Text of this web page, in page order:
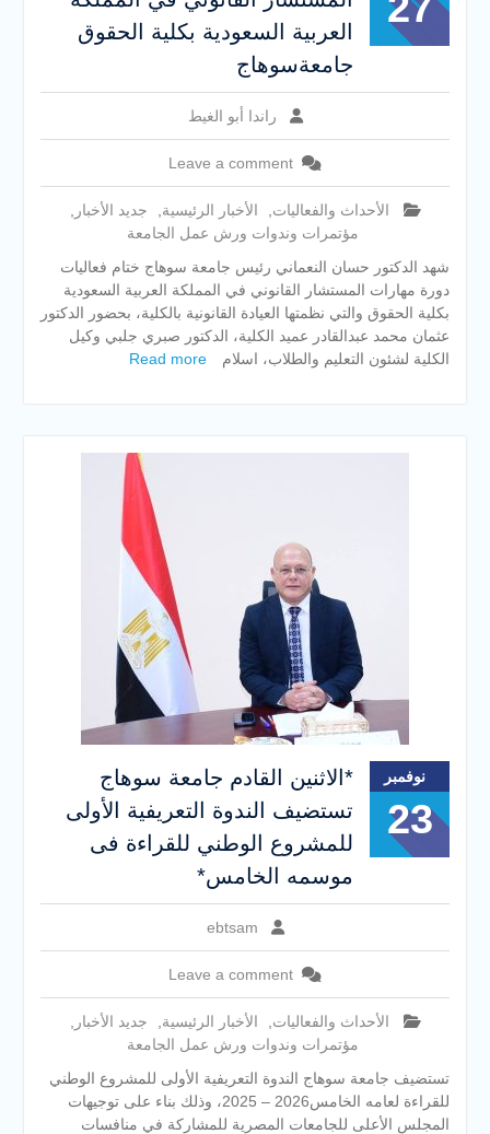
العربية السعودية بكلية الحقوق
جامعةسوهاج
راندا أبو الغيط
Leave a comment
الأحداث والفعاليات الأخبار الرئيسية جديد الأخبار
مؤتمرات وندوات ورش عمل الجامعة
شهد الدكتور حسان النعماني رئيس جامعة سوهاج ختام فعاليات
دورة مهارات المستشار القانوني في المملكة العربية السعودية
بكلية الحقوق والتي نظمتها العيادة القانونية بالكلية، بحضور الدكتور
عثمان محمد عبدالقادر عميد الكلية، الدكتور صبري جلبي وكيل
الكلية لشئون التعليم والطلاب، اسلام
Read more
نوفمبر
23
*الاثنين القادم جامعة سوهاج
تستضيف الندوة التعريفية الأولى
للمشروع الوطني للقراءة فى
موسمه الخامس*
ebtsam
Leave a comment
الأحداث والفعاليات الأخبار الرئيسية جديد الأخبار
مؤتمرات وندوات ورش عمل الجامعة
تستضيف جامعة سوهاج الندوة التعريفية الأولى للمشروع الوطني
للقراءة لعامه الخامس2026 – 2025، وذلك بناء على توجيهات
المجلس الأعلى للجامعات المصرية للمشاركة في منافسات